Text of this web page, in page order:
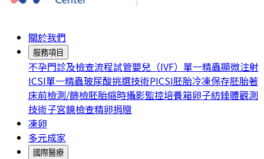
關於我們
服務項目
不孕門診及檢查流程試管嬰兒（IVF） 單一精蟲顯微注射
ICSI單一精蟲玻尿酸挑選技術PICSI胚胎冷凍保存胚胎著
床前檢測/篩檢胚胎縮時攝影監控培養箱卵子紡錘體觀測
技術子宮鏡檢查精卵捐贈
凍卵
多元成家
國際醫療